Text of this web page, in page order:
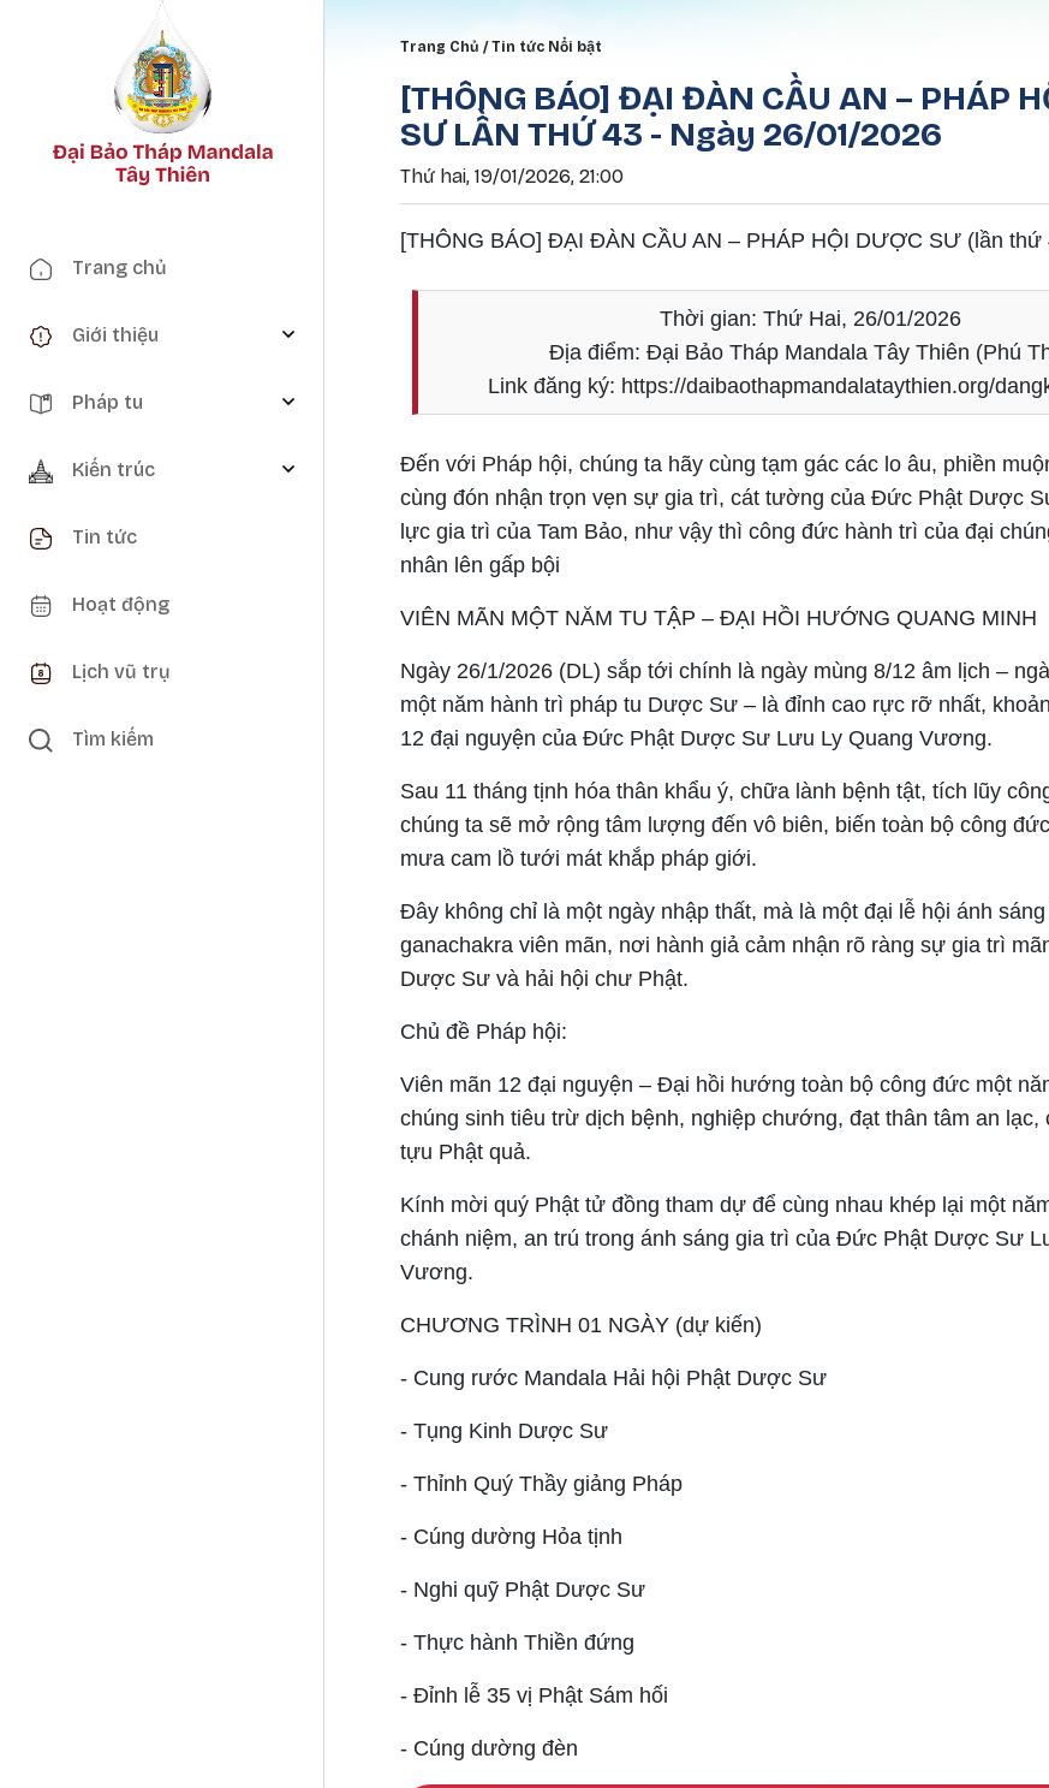
Main navigation
Trang chủ
Giới thiệu
Pháp tu
Kiến trúc
Tin tức
Hoạt động
Lịch vũ trụ
Tìm kiếm
Breadcrumb
Trang Chủ Tin tức Nổi bật
[THÔNG BÁO] ĐẠI ĐÀN CẦU AN – PHÁP
SƯ LẦN THỨ 43 - Ngày 26/01/2026
Thứ hai, 19/01/2026, 21:00
[THÔNG BÁO] ĐẠI ĐÀN CẦU AN – PHÁP HỘI DƯỢC SƯ (lần thứ
Thời gian:Thứ Hai, 26/01/2026
Địa điểm:Đại Bảo Tháp Mandala Tây Thiên (Phú
Link đăng ký: https://daibaothapmandalataythien.org/
Đến với Pháp hội, chúng ta hãy cùng tạm gác các lo âu, phiền
cùng đón nhận trọn vẹn sự gia trì, cát tường của Đức Phật Dược
lực gia trì của Tam Bảo, như vậy thì công đức hành trì của đại
nhân lên gấp bội
VIÊN MÃN MỘT NĂM TU TẬP – ĐẠI HỒI HƯỚNG QUANG MINH
Ngày 26/1/2026 (DL) sắp tới chính là ngày mùng 8/12 âm lịch –
một năm hành trì pháp tu Dược Sư – là đỉnh cao rực rỡ nhất,
12 đại nguyện của Đức Phật Dược Sư Lưu Ly Quang Vương.
Sau 11 tháng tịnh hóa thân khẩu ý, chữa lành bệnh tật, tích lũy
chúng ta sẽ mở rộng tâm lượng đến vô biên, biến toàn bộ công
mưa cam lồ tưới mát khắp pháp giới.
Đây không chỉ là một ngày nhập thất, mà là một đại lễ hội ánh
ganachakra viên mãn, nơi hành giả cảm nhận rõ ràng sự gia trì
Dược Sư và hải hội chư Phật.
Chủ đề Pháp hội:
Viên mãn 12 đại nguyện – Đại hồi hướng toàn bộ công đức một
chúng sinh tiêu trừ dịch bệnh, nghiệp chướng, đạt thân tâm an lạc,
tựu Phật quả.
Kính mời quý Phật tử đồng tham dự để cùng nhau khép lại một
chánh niệm, an trú trong ánh sáng gia trì của Đức Phật Dược Sư
Vương.
CHƯƠNG TRÌNH 01 NGÀY(dự kiến)
- Cung rước Mandala Hải hội Phật Dược Sư
- Tụng Kinh Dược Sư
- Thỉnh Quý Thầy giảng Pháp
- Cúng dường Hỏa tịnh
- Nghi quỹ Phật Dược Sư
- Thực hành Thiền đứng
- Đỉnh lễ 35 vị Phật Sám hối
- Cúng dường đèn